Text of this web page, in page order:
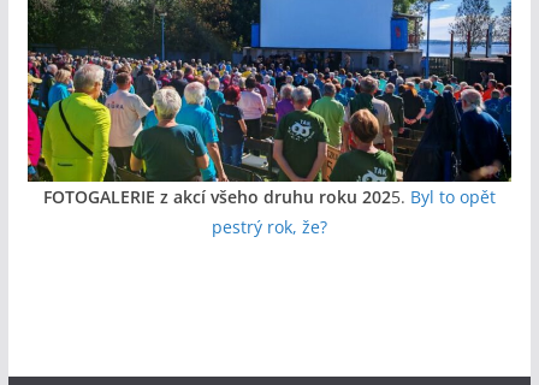
FOTOGALERIE z akcí všeho druhu roku 2025. Byl to opět
pestrý rok, že?